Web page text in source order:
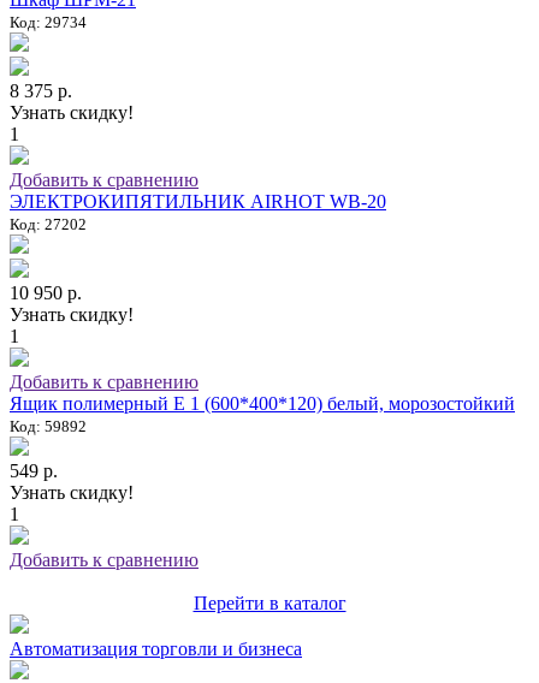
Код: 29734
8 375 р.
Узнать скидку!
1
Добавить к сравнению
ЭЛЕКТРОКИПЯТИЛЬНИК AIRHOT WB-20
Код: 27202
10 950 р.
Узнать скидку!
1
Добавить к сравнению
Ящик полимерный E 1 (600*400*120) белый, морозостойкий
Код: 59892
549 р.
Узнать скидку!
1
Добавить к сравнению
Перейти в каталог
Автоматизация торговли и бизнеса